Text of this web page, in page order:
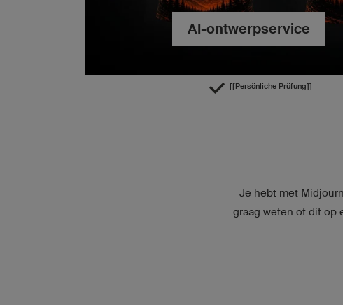
AI-ontwerpservice
[[Persönliche Prüfung]]
Je hebt met
graag weten of dit op